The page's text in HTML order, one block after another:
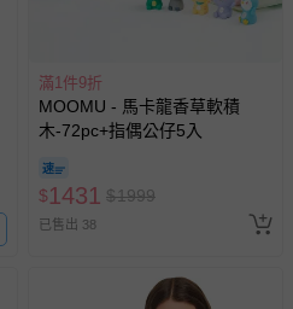
滿1件9折
MOOMU - 馬卡龍香草軟積
木-72pc+指偶公仔5入
$1431 $1999
已售出 38